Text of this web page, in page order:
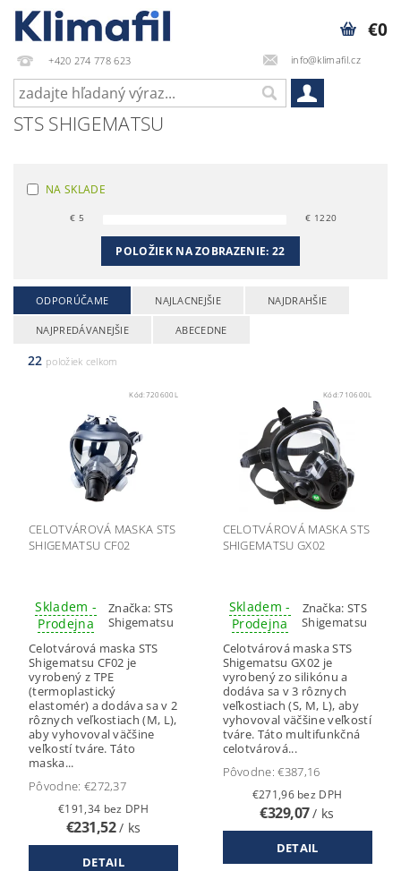
+420 274 778 623 info@klimafil.cz
€0
STS SHIGEMATSU
NA SKLADE
€5 € 1220
POLOŽIEK NA ZOBRAZENIE:22
ODPORÚČAME NAJLACNEJŠIE NAJDRAHŠIE
NAJPREDÁVANEJŠIE ABECEDNE
22 položiek celkom
Kód: 720600L
CELOTVÁROVÁ MASKA STS
SHIGEMATSU CF02
Skladem -
Prodejna
Značka: STS
Shigematsu
Celotvárová maska STS
Shigematsu CF02 je
vyrobený z TPE
(termoplastický
elastomér) a dodáva sa v 2
rôznych veľkostiach (M, L),
aby vyhovoval väčšine
veľkostí tváre. Táto
maska...
Pôvodne: €272,37
€191,34 bez DPH
€231,52/ ks
DETAIL
Kód:710600L
CELOTVÁROVÁ MASKA STS
SHIGEMATSU GX02
Skladem -
Prodejna
Značka:STS
Shigematsu
Celotvárová maska STS
Shigematsu GX02 je
vyrobený zo silikónu a
dodáva sa v 3 rôznych
veľkostiach (S, M, L), aby
vyhovoval väčšine veľkostí
tváre. Táto multifunkčná
celotvárová...
Pôvodne:€387,16
€271,96 bez DPH
€329,07/ ks
DETAIL